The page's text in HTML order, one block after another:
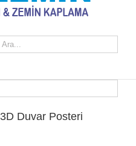
3D Duvar Posteri